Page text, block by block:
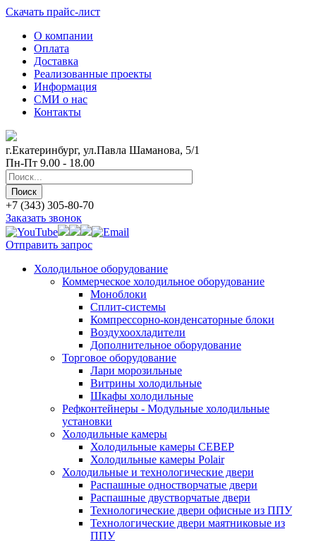
Скачать прайс-лист
О компании
Оплата
Доставка
Реализованные проекты
Информация
СМИ о нас
Контакты
г.Екатеринбург, ул.Павла Шаманова, 5/1
Пн-Пт 9.00 - 18.00
+7 (343) 305-80-70
Заказать звонок
Отправить запрос
Холодильное оборудование
Коммерческое холодильное оборудование
Моноблоки
Сплит-системы
Компрессорно-конденсаторные блоки
Воздухоохладители
Дополнительное оборудование
Торговое оборудование
Лари морозильные
Витрины холодильные
Шкафы холодильные
Рефконтейнеры - Модульные холодильные
установки
Холодильные камеры
Холодильные камеры СЕВЕР
Холодильные камеры Polair
Холодильные и технологические двери
Распашные одностворчатые двери
Распашные двустворчатые двери
Технологические двери офисные из ППУ
Технологические двери маятниковые из
ППУ